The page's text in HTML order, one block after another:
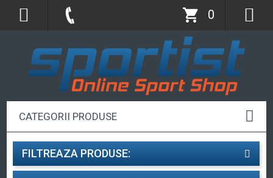
0
CATEGORII PRODUSE
FILTREAZA PRODUSE: